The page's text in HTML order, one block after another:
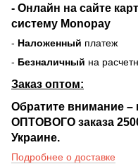
- Онлайн на сайте
систему Monopay
- Наложенный платеж
- Безналичный на
Заказ оптом:
Обратите внимание
ОПТОВОГО заказа
Украине.
Подробнее о доставке